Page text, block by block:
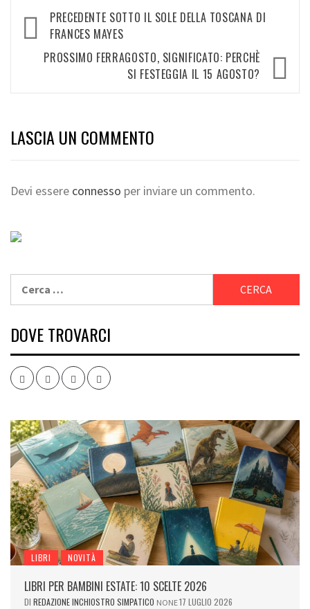
Navigazione
articolo
PRECEDENTE SOTTO IL SOLE DELLA TOSCANA DI
FRANCES MAYES
PROSSIMO FERRAGOSTO, SIGNIFICATO: PERCHÈ
SI FESTEGGIA IL 15 AGOSTO?
LASCIA UN COMMENTO
Devi essere connesso per inviare un commento.
DOVE TROVARCI
FacebookTwitter InstagramYoutube
LIBRI NOVITÀ
LIBRI PER BAMBINI ESTATE: 10 SCELTE 2026
DI REDAZIONE INCHIOSTRO SIMPATICO NONE17 LUGLIO 2026